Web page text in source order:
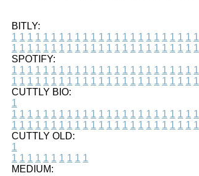
BITLY:
1 1 1 1 1 1 1 1 1 1 1 1 1 1 1 1 1 1 1 1 1 1 1 1
1 1 1 1 1 1 1 1 1 1 1 1 1 1 1 1 1 1 1 1 1 1 1 1
SPOTIFY:
1 1 1 1 1 1 1 1 1 1 1 1 1 1 1 1 1 1 1 1 1 1 1 1
1 1 1 1 1 1 1 1 1 1 1 1 1 1 1 1 1 1 1 1 1 1 1 1
CUTTLY BIO:
1
1 1 1 1 1 1 1 1 1 1 1 1 1 1 1 1 1 1 1 1 1 1 1 1
1 1 1 1 1 1 1 1 1 1 1 1 1 1 1 1 1 1 1 1 1 1 1 1
CUTTLY OLD:
1
1 1 1 1 1 1 1 1 1 1
MEDIUM: